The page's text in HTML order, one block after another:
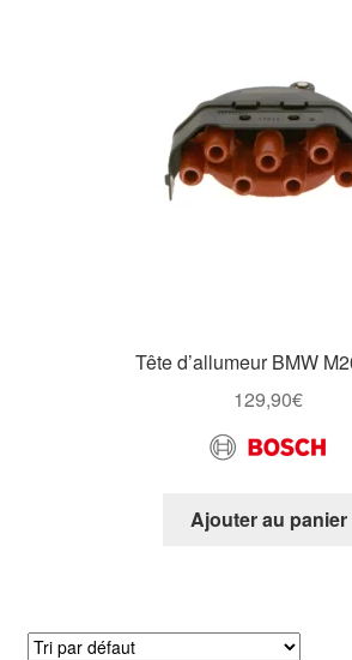
Tête d’allumeur BMW
129,90€
Ajouter au panier